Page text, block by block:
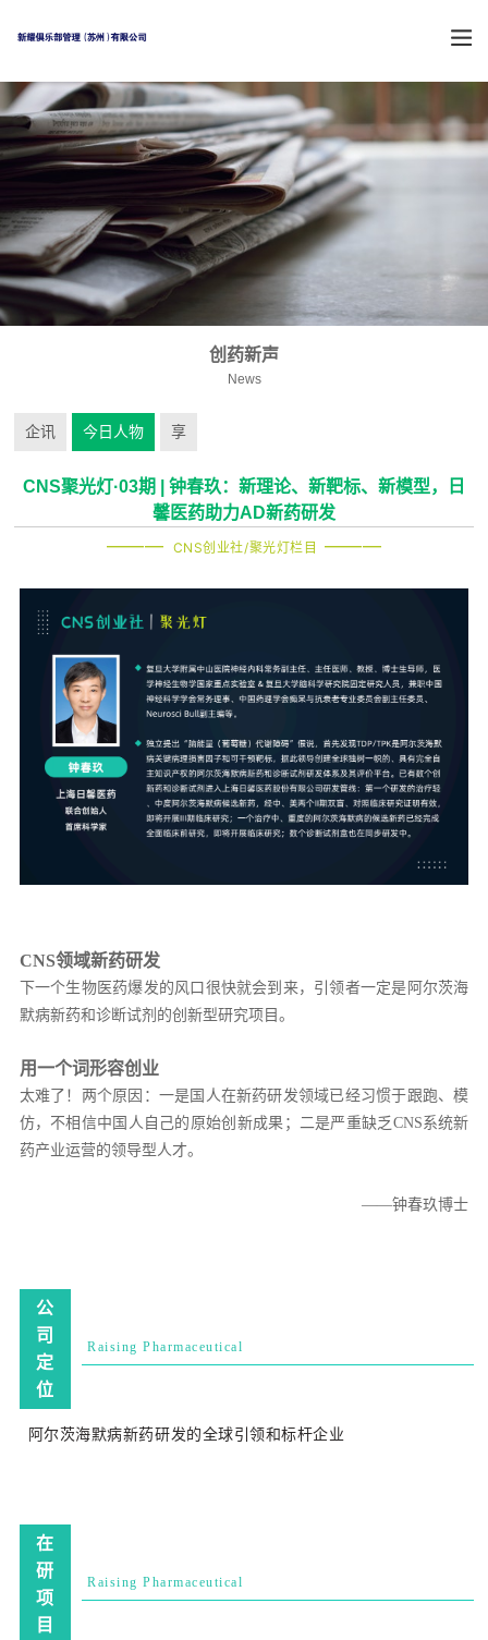
创药新声
News
企讯 今日人物 享
CNS聚光灯·03期 | 钟春玖：新理论、新靶标、新模型，日
馨医药助力AD新药研发
——— CNS创业社/聚光灯栏目 ———
CNS领域新药研发
下一个生物医药爆发的风口很快就会到来，引领者一定是阿尔茨海
默病新药和诊断试剂的创新型研究项目。
用一个词形容创业
太难了！两个原因：一是国人在新药研发领域已经习惯于跟跑、模
仿，不相信中国人自己的原始创新成果；二是严重缺乏CNS系统新
药产业运营的领导型人才。
——钟春玖博士
公
司
定
位
Raising Pharmaceutical
阿尔茨海默病新药研发的全球引领和标杆企业
在
研
项
目
RaisingPharmaceutical